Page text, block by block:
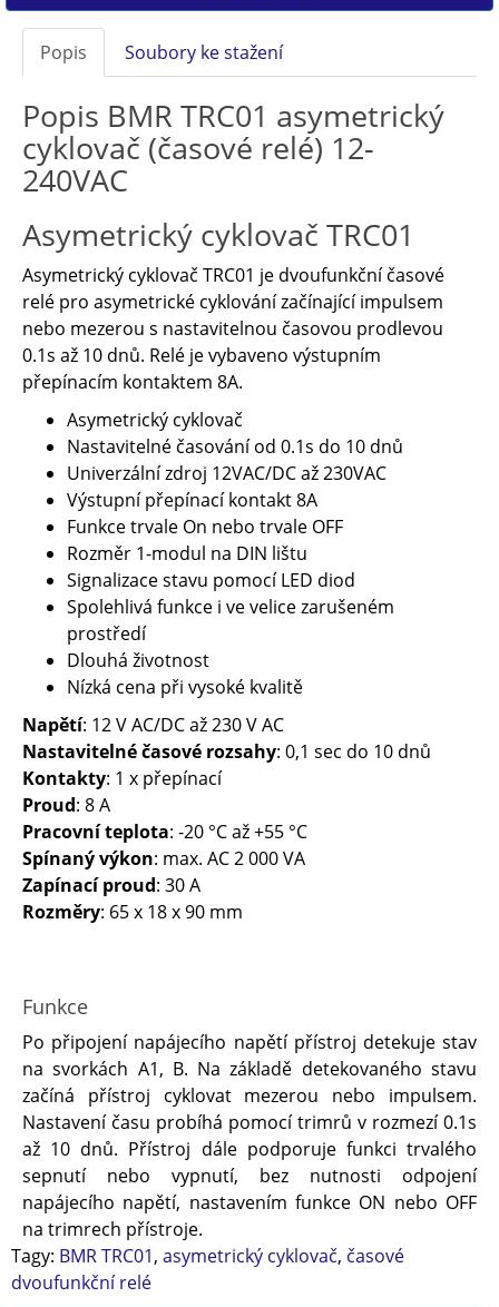
Popis Soubory ke stažení
Popis BMR TRC01 asymetrický
cyklovač (časové relé) 12-
240VAC
Asymetrický cyklovač TRC01
Asymetrický cyklovač TRC01 je dvoufunkční časové
relé pro asymetrické cyklování začínající impulsem
nebo mezerou s nastavitelnou časovou prodlevou
0.1s až 10 dnů. Relé je vybaveno výstupním
přepínacím kontaktem 8A.
Asymetrický cyklovač
Nastavitelné časování od 0.1s do 10 dnů
Univerzální zdroj 12VAC/DC až 230VAC
Výstupní přepínací kontakt 8A
Funkce trvale On nebo trvale OFF
Rozměr 1-modul na DIN lištu
Signalizace stavu pomocí LED diod
Spolehlivá funkce i ve velice zarušeném
prostředí
Dlouhá životnost
Nízká cena při vysoké kvalitě
Napětí: 12 V AC/DC až 230 V AC
Nastavitelné časové rozsahy: 0,1 sec do 10 dnů
Kontakty: 1 x přepínací
Proud: 8 A
Pracovní teplota: -20 °C až +55 °C
Spínaný výkon: max. AC 2 000 VA
Zapínací proud: 30 A
Rozměry: 65 x 18 x 90 mm
Funkce
Po připojení napájecího napětí přístroj detekuje stav
na svorkách A1, B. Na základě detekovaného stavu
začíná přístroj cyklovat mezerou nebo impulsem.
Nastavení času probíhá pomocí trimrů v rozmezí 0.1s
až 10 dnů. Přístroj dále podporuje funkci trvalého
sepnutí nebo vypnutí, bez nutnosti odpojení
napájecího napětí, nastavením funkce ON nebo OFF
na trimrech přístroje.
Tagy: BMR TRC01, asymetrický cyklovač, časové
dvoufunkční relé